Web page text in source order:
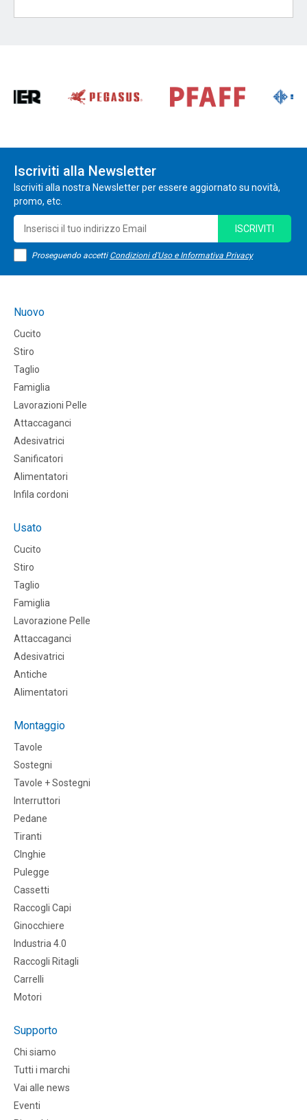
Iscriviti alla Newsletter
Iscriviti alla nostra Newsletter per essere aggiornato su novità,
promo, etc.
Proseguendo accetti Condizioni d'Uso e Informativa Privacy
ISCRIVITI
Nuovo
Cucito
Stiro
Taglio
Famiglia
Lavorazioni Pelle
Attaccaganci
Adesivatrici
Sanificatori
Alimentatori
Infila cordoni
Usato
Cucito
Stiro
Taglio
Famiglia
Lavorazione Pelle
Attaccaganci
Adesivatrici
Antiche
Alimentatori
Montaggio
Tavole
Sostegni
Tavole + Sostegni
Interruttori
Pedane
Tiranti
CInghie
Pulegge
Cassetti
Raccogli Capi
Ginocchiere
Industria 4.0
Raccogli Ritagli
Carrelli
Motori
Supporto
Chi siamo
Tutti i marchi
Vai alle news
Eventi